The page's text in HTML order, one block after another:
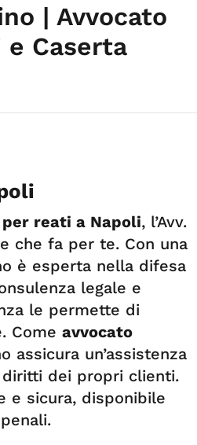
| Avvocato
Caserta
reati a Napoli, l’Avv.
che fa per te. Con una
è esperta nella difesa
legale e
le permette di
Come avvocato
assicura un’assistenza
dei propri clienti.
e sicura, disponibile